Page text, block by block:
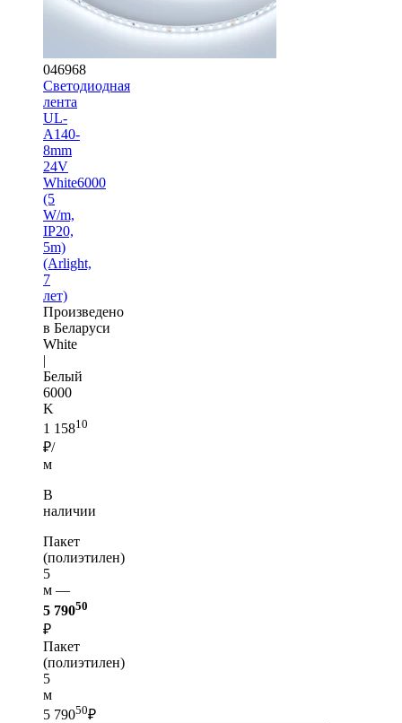
046968
Светодиодная
лента
UL-
A140-
8mm
24V
White6000
(5
W/m,
IP20,
5m)
(Arlight,
7
лет)
Произведено
в Беларуси
White
|
Белый
6000
K
1 15810
₽/
м
В
наличии
Пакет
(полиэтилен)
5
м —
5 79050
₽
Пакет
(полиэтилен)
5
м
5 79050₽